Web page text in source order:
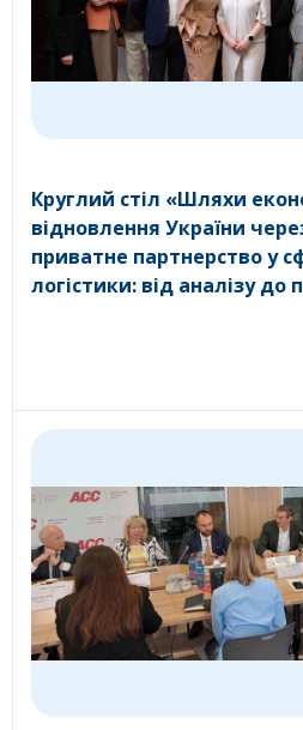
Круглий стіл «Шляхи
відновлення України
приватне партнерство у
логістики: від аналізу до